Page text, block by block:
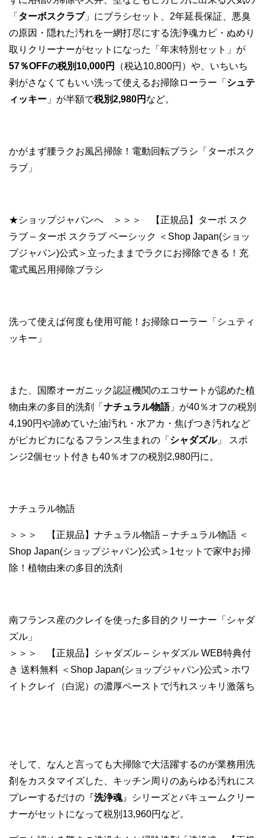
「 ターボスクラブ」にブラシセット、2年延長保証、悪臭
の原因・隠れた汚れを一網打尽にする洗浄魂カビ・ぬめり
取りクリーナーがセットになった「年末特別セット」が
57％OFFの税別10,000円
（税込10,800円）や、いちいち
剥がさなくてもいい洗って使えるお掃除ローラー「 シュテ
ィッキー 」が半額で税別2,980円 など。
かがまず腰ラクお風呂掃除！電動回転ブラシ「ターボスク
ラブ」
★ショップジャパンへ ＞＞＞ 【正規品】ターボ スク
ラブ – ターボ スクラブ ベーシック ＜Shop Japan(ショッ
プジャパン)公式＞立ったままでラクにお掃除できる！充
電式風呂用掃除ブラシ
洗って使えば何度も使用可能！お掃除ローラー「シュティ
ッキー」
また、国際オーガニック認証機関のエコサートが認めた植
物由来の多目的洗剤「 ナチュラル物語」が40％オフの税別
4,190円や諦めていた油汚れ・水アカ・焦げつき汚れなど
がピカピカになるフランス生まれの「 シャダズル」 スポ
ンジ2個セット付きも40％オフの税別2,980円に。
ナチュラル物語
＞＞＞ 【正規品】ナチュラル物語 – ナチュラル物語 ＜
Shop Japan(ショップジャパン)公式＞1セットで家中お掃
除！植物由来の多目的洗剤
南フランス産のクレイを使った多目的クリーナー「シャダ
ズル」
＞＞＞ 【正規品】シャダズル – シャダズル WEB特典付
き 送料無料 ＜Shop Japan(ショップジャパン)公式＞ホワ
イトクレイ（白泥）の濃厚ペーストで汚れスッキリ激落ち
そして、なんと言っても大掃除で大活躍するのが業務用洗
剤をカスタマイズした、キッチン周りのあらゆる汚れにス
プレーするだけの『洗浄魂』シリーズとバキュームクリー
ナーがセットになって税別13,960円など。